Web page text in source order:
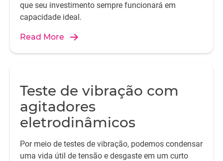
que seu investimento sempre funcionará em
capacidade ideal.
Read More
Teste de vibração com
agitadores
eletrodinâmicos
Por meio de testes de vibração, podemos condensar
uma vida útil de tensão e desgaste em um curto